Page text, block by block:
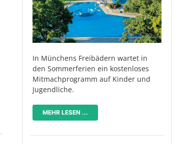
In Münchens Freibädern wartet in
den Sommerferien ein kostenloses
Mitmachprogramm auf Kinder und
Jugendliche.
MEHR LESEN ...